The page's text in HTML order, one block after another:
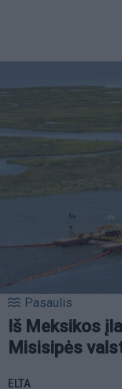
Pasaulis
Iš Meksikos
Misisipės
ELTA